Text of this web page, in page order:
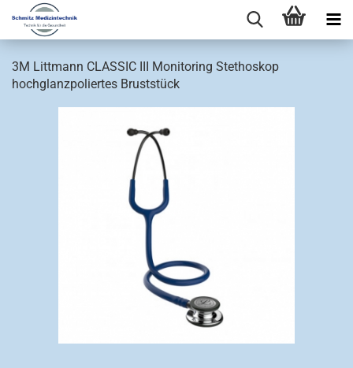
3M Littmann CLASSIC III Monitoring Stethoskop
hochglanzpoliertes Bruststück